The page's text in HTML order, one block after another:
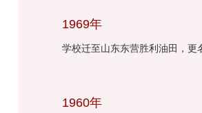
1969年
学校迁至山东东营胜利油田，更
1960年